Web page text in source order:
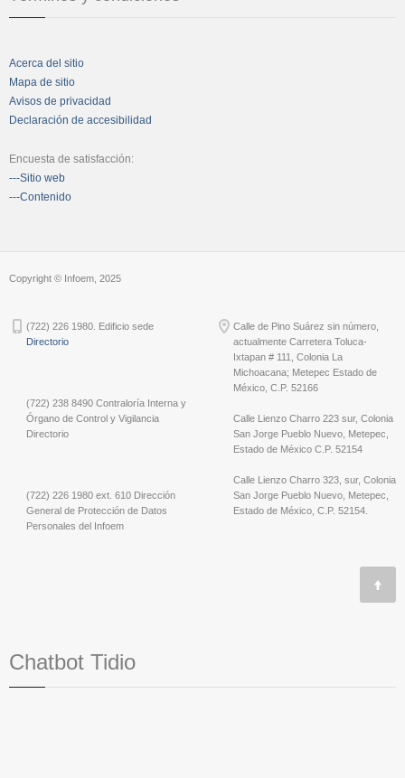
Acerca del sitio
Mapa de sitio
Avisos de privacidad
Declaración de accesibilidad
Encuesta de satisfacción:
---Sitio web
---Contenido
Copyright © Infoem, 2025
(722) 226 1980. Edificio sede
Directorio
(722) 238 8490 Contraloría Interna y
Órgano de Control y Vigilancia
Directorio
(722) 226 1980 ext. 610 Dirección
General de Protección de Datos
Personales del Infoem
Calle de Pino Suárez sin número,
actualmente Carretera Toluca-
Ixtapan # 111, Colonia La
Michoacana; Metepec Estado de
México, C.P. 52166
Calle Lienzo Charro 223 sur, Colonia
San Jorge Pueblo Nuevo, Metepec,
Estado de México C.P. 52154
Calle Lienzo Charro 323, sur, Colonia
San Jorge Pueblo Nuevo, Metepec,
Estado de México, C.P. 52154.
Chatbot Tidio